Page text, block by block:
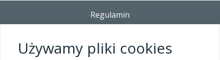
Regulamin
Polityka prywatności i pliki cookies
Blog
Używamy pliki cookies